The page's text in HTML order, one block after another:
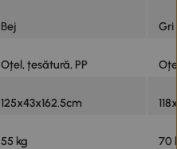
Bej
Gri
Oțel, țesătură, PP
125x43x162.5cm
55 kg
70